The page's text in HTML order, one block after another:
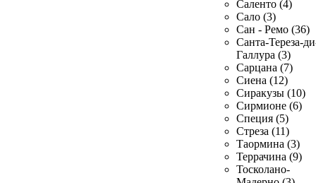
Саленто (4)
Сало (3)
Сан - Ремо (36)
Санта-Тереза-
Галлура (3)
Сарцана (7)
Сиена (12)
Сиракузы (10)
Сирмионе (6)
Специя (5)
Стреза (11)
Таормина (3)
Террачина (9)
Тосколано-